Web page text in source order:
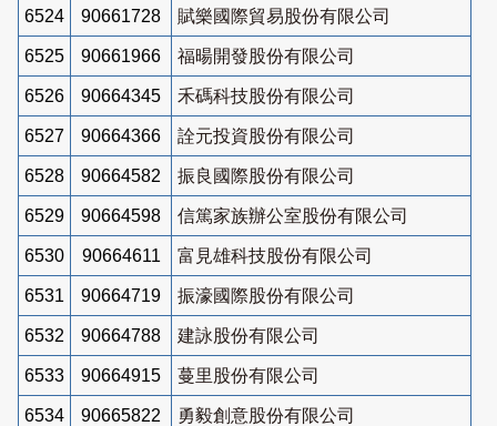
6524 90661728 賦樂國際貿易股份有限公司
6525 90661966 福暘開發股份有限公司
6526 90664345 禾碼科技股份有限公司
6527 90664366 詮元投資股份有限公司
6528 90664582 振良國際股份有限公司
6529 90664598 信篤家族辦公室股份有限公司
6530 90664611 富見雄科技股份有限公司
6531 90664719 振濠國際股份有限公司
6532 90664788 建詠股份有限公司
6533 90664915 蔓里股份有限公司
6534 90665822 勇毅創意股份有限公司